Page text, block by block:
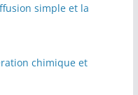
simple et la
chimique et